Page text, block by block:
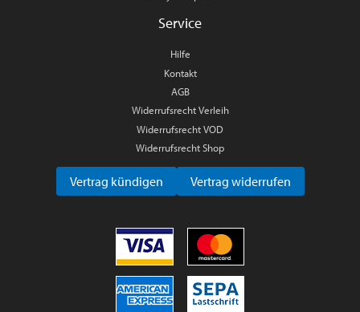
Service
Hilfe
Kontakt
AGB
Widerrufsrecht Verleih
Widerrufsrecht VOD
Widerrufsrecht Shop
Vertrag kündigen Vertrag widerrufen